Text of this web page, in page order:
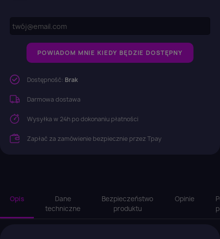
POWIADOM MNIE KIEDY BĘDZIE DOSTĘPNY
Dostępność: Brak
Darmowa dostawa
Wysyłka w 24h po dokonaniu płatności
Zapłać za zamówienie bezpiecznie przez Tpay
Opis
Dane
techniczne
Bezpieczeństwo
produktu
Opinie